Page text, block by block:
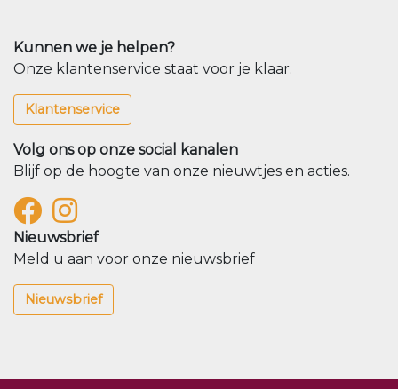
Kunnen we je helpen?
Onze klantenservice staat voor je klaar.
Klantenservice
Volg ons op onze social kanalen
Blijf op de hoogte van onze nieuwtjes en acties.
Nieuwsbrief
Meld u aan voor onze nieuwsbrief
Nieuwsbrief